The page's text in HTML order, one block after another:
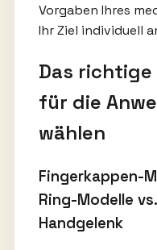
Vorgaben Ihres
Ihr Ziel individuell
Das
für die
wählen
Fingerkappen-
Ring-Modelle
Handgelenk